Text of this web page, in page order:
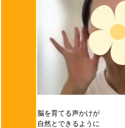
脳を育てる声かけが
自然とできるように